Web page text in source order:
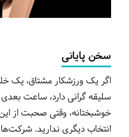
سخن پایانی
اگر یک ورزشکار مشتاق، یک
سلیقه گرانی دارد، ساعت بعدی
خوشبختانه، وقتی صحبت از